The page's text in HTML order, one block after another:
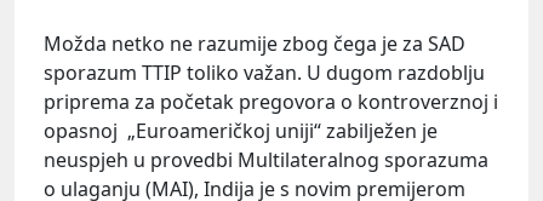
Možda netko ne razumije zbog čega je za SAD
sporazum TTIP toliko važan. U dugom razdoblju
priprema za početak pregovora o kontroverznoj i
opasnoj „Euroameričkoj uniji“ zabilježen je
neuspjeh u provedbi Multilateralnog sporazuma
o ulaganju (MAI), Indija je s novim premijerom